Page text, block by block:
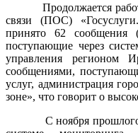
Продолжается
связи (ПОС)
принято 62
поступающие через
управления регионом
сообщениями,
услуг, администрация
зоне», что говорит о
С ноября прошлого